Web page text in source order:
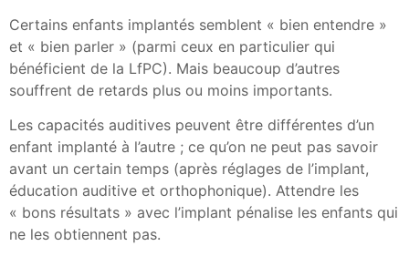
Certains enfants implantés semblent « bien entendre »
et « bien parler » (parmi ceux en particulier qui
bénéficient de la LfPC). Mais beaucoup d’autres
souffrent de retards plus ou moins importants.
Les capacités auditives peuvent être différentes d’un
enfant implanté à l’autre ; ce qu’on ne peut pas savoir
avant un certain temps (après réglages de l’implant,
éducation auditive et orthophonique). Attendre les
« bons résultats » avec l’implant pénalise les enfants qui
ne les obtiennent pas.